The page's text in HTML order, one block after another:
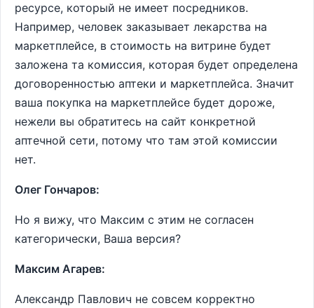
ресурсе, который не имеет посредников.
Например, человек заказывает лекарства на
маркетплейсе, в стоимость на витрине будет
заложена та комиссия, которая будет определена
договоренностью аптеки и маркетплейса. Значит
ваша покупка на маркетплейсе будет дороже,
нежели вы обратитесь на сайт конкретной
аптечной сети, потому что там этой комиссии
нет.
Олег Гончаров:
Но я вижу, что Максим с этим не согласен
категорически, Ваша версия?
Максим Агарев:
Александр Павлович не совсем корректно